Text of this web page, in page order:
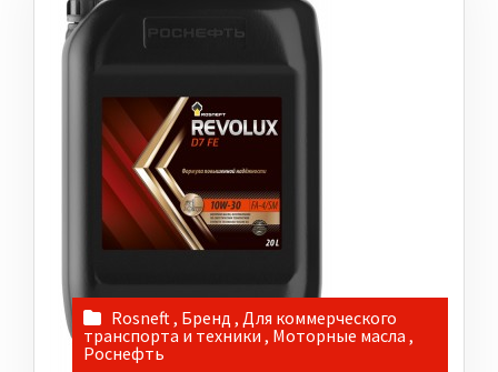
Rosneft, Бренд , Для коммерческого
транспорта и техники , Моторные масла ,
Роснефть